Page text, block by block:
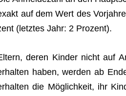
auf dem Wert des
(letz­tes Jahr: 2 Prozent).
deren Kin­der nicht auf
haben, wer­den ab
die Mög­lich­keit, ihr